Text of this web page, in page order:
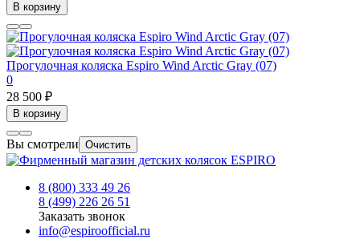
В корзину
Прогулочная коляска Espiro Wind Arctic Gray (07)
0
28 500 ₽
В корзину
Вы смотрели Очистить
8 (800) 333 49 26
8 (499) 226 26 51
Заказать звонок
info@espiroofficial.ru